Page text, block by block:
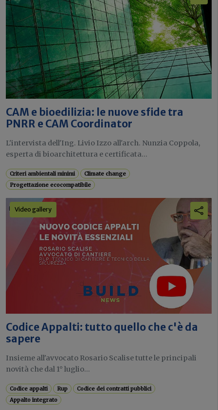
CAM e bioedilizia: le nuove sfide tra
PNRR e CAM Coordinator
L'intervista dell'Ing. Livio Izzo all'arch. Nunzia Coppola,
esperta di bioarchitettura e certificata...
Criteri ambientali minimi
Climate change
Progettazione ecocompatibile
Video gallery
Codice Appalti: tutto quello che c'è da
sapere
Insieme all'avvocato Rosario Scalise tutte le principali
novità che dal 1° luglio...
Codice appalti Rup
Codice dei contratti pubblici
Appalto integrato